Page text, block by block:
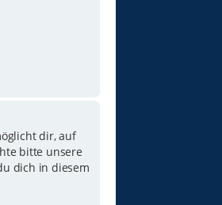
dir, auf
bitte unsere
dich in diesem